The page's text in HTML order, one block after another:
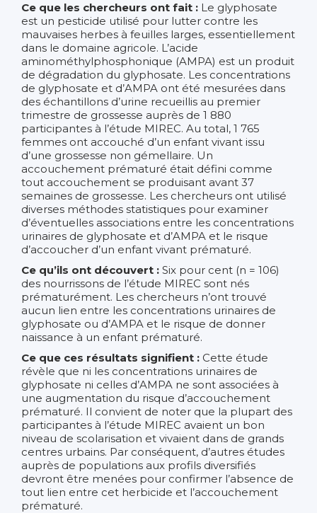
Ce que les chercheurs ont fait : Le glyphosate
est un pesticide utilisé pour lutter contre les
mauvaises herbes à feuilles larges, essentiellement
dans le domaine agricole. L’acide
aminométhylphosphonique (AMPA) est un produit
de dégradation du glyphosate. Les concentrations
de glyphosate et d’AMPA ont été mesurées dans
des échantillons d’urine recueillis au premier
trimestre de grossesse auprès de 1 880
participantes à l’étude MIREC. Au total, 1 765
femmes ont accouché d’un enfant vivant issu
d’une grossesse non gémellaire. Un
accouchement prématuré était défini comme
tout accouchement se produisant avant 37
semaines de grossesse. Les chercheurs ont utilisé
diverses méthodes statistiques pour examiner
d’éventuelles associations entre les concentrations
urinaires de glyphosate et d’AMPA et le risque
d’accoucher d’un enfant vivant prématuré.
Ce qu’ils ont découvert : Six pour cent (n = 106)
des nourrissons de l’étude MIREC sont nés
prématurément. Les chercheurs n’ont trouvé
aucun lien entre les concentrations urinaires de
glyphosate ou d’AMPA et le risque de donner
naissance à un enfant prématuré.
Ce que ces résultats signifient : Cette étude
révèle que ni les concentrations urinaires de
glyphosate ni celles d’AMPA ne sont associées à
une augmentation du risque d’accouchement
prématuré. Il convient de noter que la plupart des
participantes à l’étude MIREC avaient un bon
niveau de scolarisation et vivaient dans de grands
centres urbains. Par conséquent, d’autres études
auprès de populations aux profils diversifiés
devront être menées pour confirmer l’absence de
tout lien entre cet herbicide et l’accouchement
prématuré.